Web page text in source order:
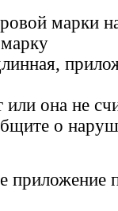
марки
она не
о
приложение